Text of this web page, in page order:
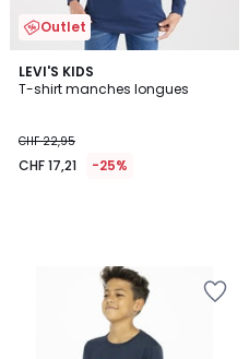
Outlet
LEVI'S KIDS
T-shirt manches longues
CHF 22,95
CHF 17,21 -25%